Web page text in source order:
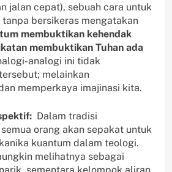
jalan cepat), sebuah cara untuk
tanpa bersikeras mengatakan
membuktikan kehendak
membuktikan Tuhan ada
analogi ini tidak
melainkan
memperkaya imajinasi kita.
Dalam tradisi
orang akan sepakat untuk
kuantum dalam teologi.
melihatnya sebagai